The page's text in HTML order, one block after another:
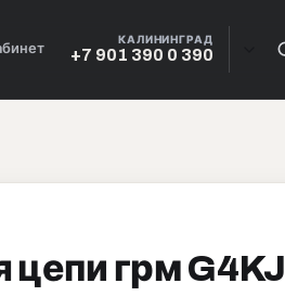
КАЛИНИНГРАД
+7 901 390 0 390
грм G4KJ